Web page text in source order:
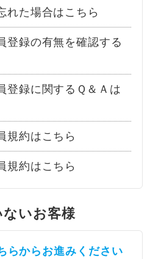
れた場合はこちら
登録の有無を確認する
登録に関するＱ＆Ａは
規約はこちら
規約はこちら
いお客様
らからお進みください